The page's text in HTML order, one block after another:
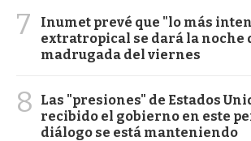
7
Inumet prevé que "lo más
extratropical se dará la noche
madrugada del viernes
8
Las "presiones" de Estados
recibido el gobierno en este
diálogo se está manteniendo